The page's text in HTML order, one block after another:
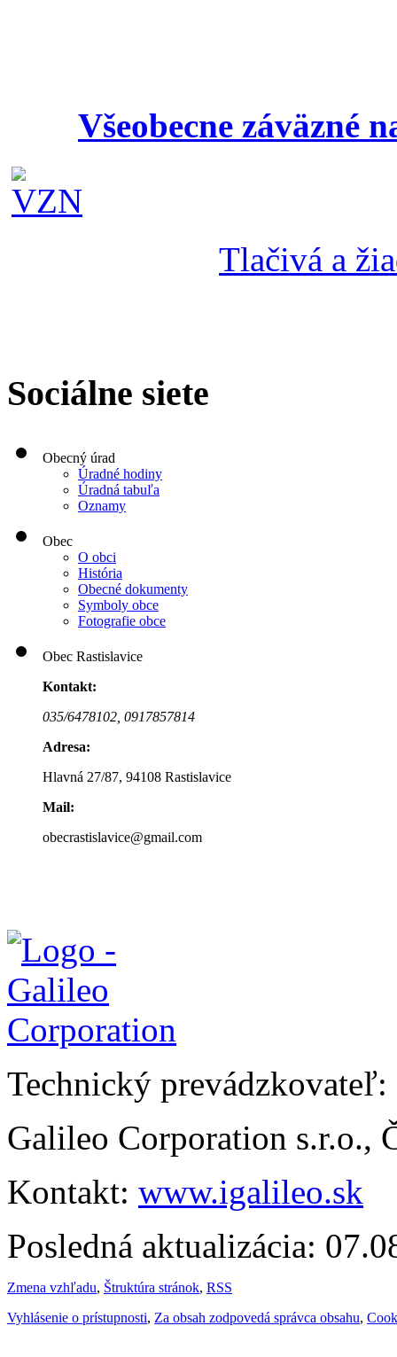
Všeobecne záväzné
Tlačivá a
Sociálne siete
Obecný úrad
Úradné hodiny
Úradná tabuľa
Oznamy
Obec
O obci
História
Obecné dokumenty
Symboly obce
Fotografie obce
Obec Rastislavice
Kontakt:
035/6478102, 0917857814
Adresa:
Hlavná 27/87, 94108 Rastislavice
Mail:
obecrastislavice@gmail.com
Technický prevádzkovateľ:
Galileo Corporation s.r.o.,
Kontakt: www.igalileo.sk
Posledná aktualizácia:
Zmena vzhľadu, Štruktúra stránok, RSS
Vyhlásenie o prístupnosti, Za obsah zodpovedá správca obsahu,